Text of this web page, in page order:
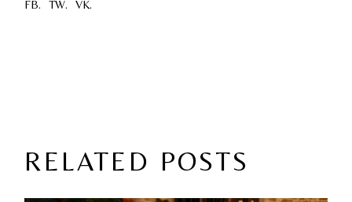
FB. TW. VK.
RELATED POSTS